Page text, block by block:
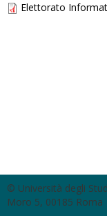
Elettorato
© Università degli
Moro 5, 00185 Roma